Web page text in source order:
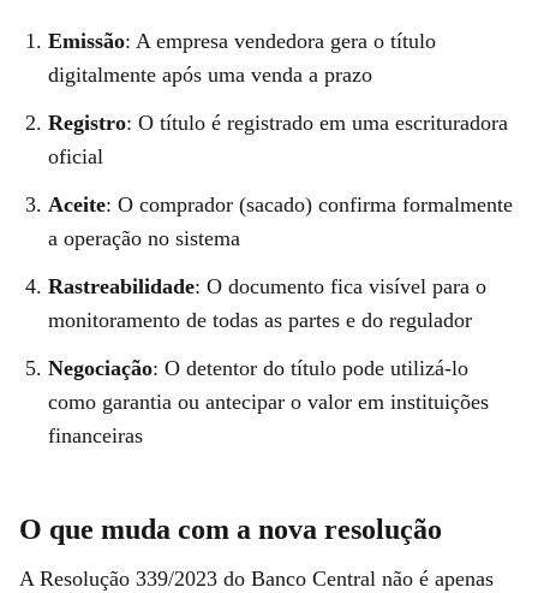
Emissão: A empresa vendedora gera o título
digitalmente após uma venda a prazo
Registro: O título é registrado em uma escrituradora
oficial
Aceite: O comprador (sacado) confirma formalmente
a operação no sistema
Rastreabilidade: O documento fica visível para o
monitoramento de todas as partes e do regulador
Negociação: O detentor do título pode utilizá-lo
como garantia ou antecipar o valor em instituições
financeiras
O que muda com a nova resolução
A Resolução 339/2023 do Banco Central não é apenas